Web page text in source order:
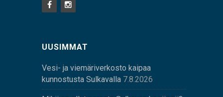
UUSIMMAT
Vesi- ja viemäriverkosto kaipaa
kunnostusta Sulkavalla 7.8.2026